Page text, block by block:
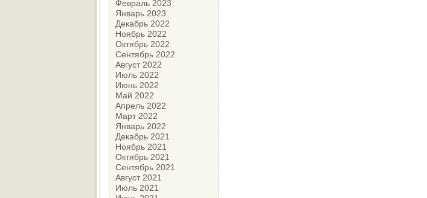
Февраль 2023
Январь 2023
Декабрь 2022
Ноябрь 2022
Октябрь 2022
Сентябрь 2022
Август 2022
Июль 2022
Июнь 2022
Май 2022
Апрель 2022
Март 2022
Январь 2022
Декабрь 2021
Ноябрь 2021
Октябрь 2021
Сентябрь 2021
Август 2021
Июль 2021